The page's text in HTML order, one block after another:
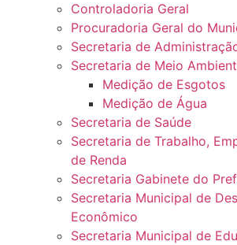
Controladoria Geral
Procuradoria Geral do
Secretaria de
Secretaria de Meio
Medição de Esgotos
Medição de Água
Secretaria de Saúde
Secretaria de Trabalho,
de Renda
Secretaria Gabinete do
Secretaria Municipal de
Econômico
Secretaria Municipal de